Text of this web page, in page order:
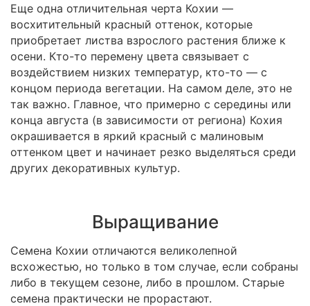
Еще одна отличительная черта Кохии —
восхитительный красный оттенок, которые
приобретает листва взрослого растения ближе к
осени. Кто-то перемену цвета связывает с
воздействием низких температур, кто-то — с
концом периода вегетации. На самом деле, это не
так важно. Главное, что примерно с середины или
конца августа (в зависимости от региона) Кохия
окрашивается в яркий красный с малиновым
оттенком цвет и начинает резко выделяться среди
других декоративных культур.
Выращивание
Семена Кохии отличаются великолепной
всхожестью, но только в том случае, если собраны
либо в текущем сезоне, либо в прошлом. Старые
семена практически не прорастают.